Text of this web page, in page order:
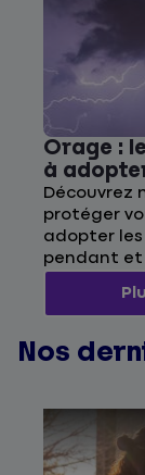
Orage :
à
Découvrez
protéger
adopter
pendant et
Nos